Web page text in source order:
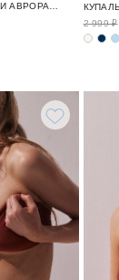
КУПАЛЬНЫЙ ТОП-БИКИНИ АВРОРА / SWIM BASE
2 999 ₽